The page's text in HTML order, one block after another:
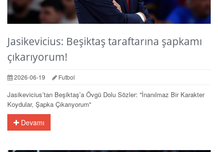
Jasikevicius: Beşiktaş taraftarına şapkamı
çıkarıyorum!
2026-06-19 Futbol
Jasikevicius’tan Beşiktaş’a Övgü Dolu Sözler: ''İnanılmaz Bir Karakter
Koydular, Şapka Çıkarıyorum''
Devamı